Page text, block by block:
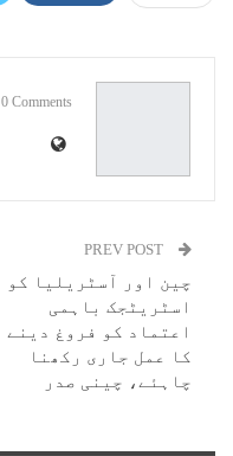
0 Comments
چین اور آسٹریلیا کو
اسٹریٹجک باہمی
اعتماد کو فروغ دینے
کا عمل جاری رکھنا
چاہئے، چینی صدر